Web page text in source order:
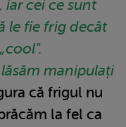
cei ce sunt
le fie frig decât
manipulați
că frigul nu
la fel ca